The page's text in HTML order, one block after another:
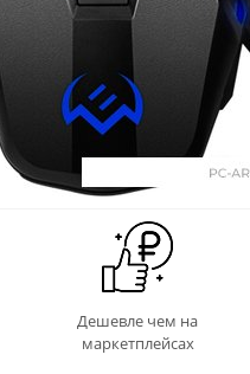
Дешевле чем на
маркетплейсах